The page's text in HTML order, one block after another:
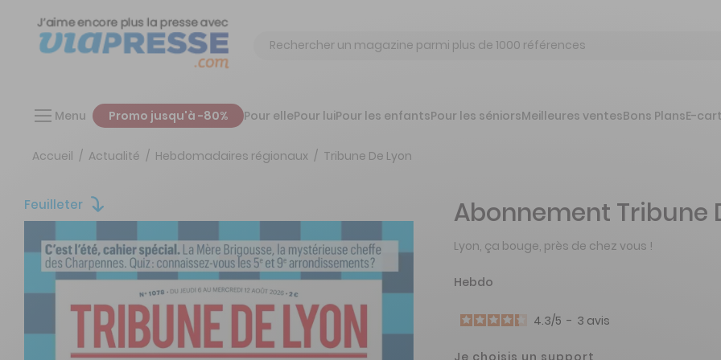
Chercher
Menu Promo jusqu'à -80% Pour ellePour luiPour les enfantsPour les séniorsMeilleures ventesBons PlansE-
Accueil Actualité Hebdomadaires régionaux Tribune De Lyon
Feuilleter Abonnement Tribune
Lyon, ça bouge, près de chez vous !
Hebdo
4.3/5 - 3 avis
Je choisis un support